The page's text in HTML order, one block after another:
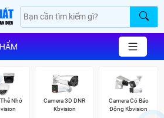
Nhớ
Camera 3D DNR
Kbvision
Camera Có Báo
Động Kbvision